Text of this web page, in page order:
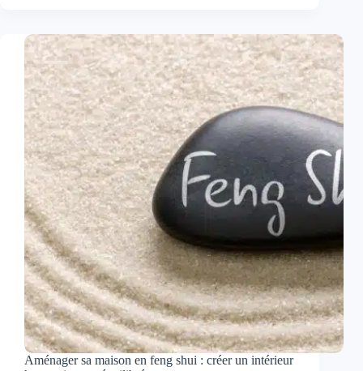
son
matelas
pour
un
sommeil
réparateur
Aménager sa maison en feng shui : créer un intérieur